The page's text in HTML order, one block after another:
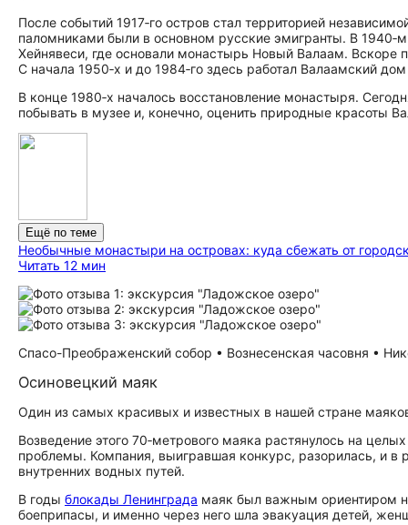
После событий 1917‑го остров стал территорией
паломниками были в основном русские эмигранты. В
Хейнявеси, где основали монастырь Новый Валаам. Вскоре
С начала 1950‑х и до 1984‑го здесь работал Валаамский
В конце 1980‑х началось восстановление монастыря.
побывать в музее и, конечно, оценить природные красоты
Ещё по теме
Необычные монастыри на островах: куда сбежать от
Читать 12 мин
Спасо-Преображенский собор • Вознесенская часовня •
Осиновецкий маяк
Один из самых красивых и известных в нашей стране
Возведение этого 70‑метрового маяка растянулось на
проблемы. Компания, выигравшая конкурс, разорилась, и в
внутренних водных путей.
В годы блокады Ленинграда маяк был важным ориентиром
боеприпасы, и именно через него шла эвакуация детей,